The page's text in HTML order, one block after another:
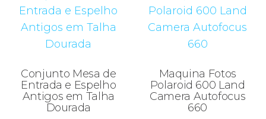
Conjunto Mesa de
Entrada e Espelho
Antigos em Talha
Dourada
Maquina Fotos
Polaroid 600 Land
Camera Autofocus
660